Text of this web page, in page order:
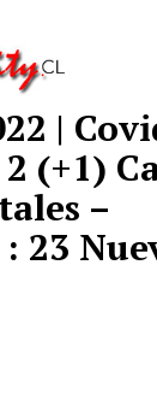
|
(+1)
–
23